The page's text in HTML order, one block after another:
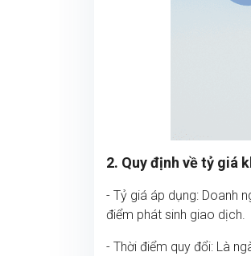
2. Quy định về tỷ giá
- Tỷ giá áp dụng: Doanh
điểm phát sinh giao dịch.
- Thời điểm quy đổi: Là